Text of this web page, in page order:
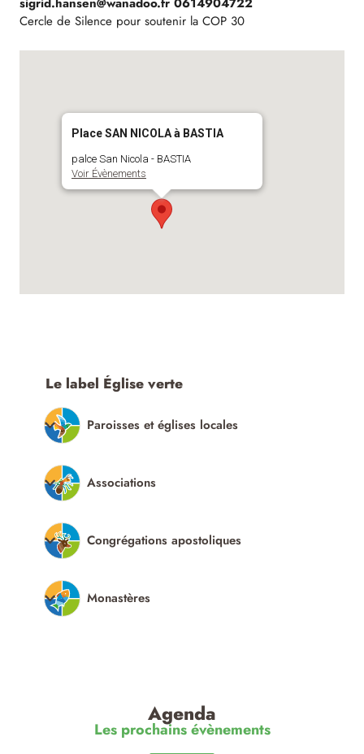
Le label Église verte
Paroisses et églises locales
Associations
Congrégations apostoliques
Monastères
Agenda
Les prochains évènements
Cercle de Silence pour soutenir la COP 30
Place SAN NICOLA à BASTIA
palce San Nicola - BASTIA
Voir Évènements